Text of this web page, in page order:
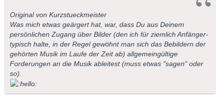
Original von Kurzstueckmeister
Was mich etwas geärgert hat, war, dass Du aus Deinem
persönlichen Zugang über Bilder (den ich für ziemlich Anfänger-
typisch halte, in der Regel gewöhnt man sich das Bebildern der
gehörten Musik im Laufe der Zeit ab) allgemeingültige
Forderungen an die Musik ableitest (muss etwas "sagen" oder
so).